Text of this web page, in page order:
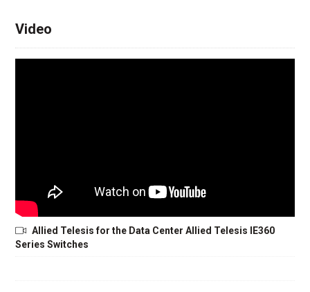
Video
Allied Telesis for the Data Center Allied Telesis IE360
Series Switches